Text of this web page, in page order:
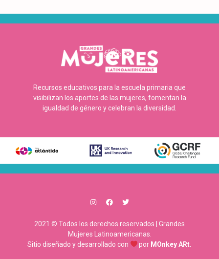
Recursos educativos para la escuela primaria que
visibilizan los aportes de las mujeres, fomentan la
igualdad de género y celebran la diversidad.
2021 © Todos los derechos reservados | Grandes
Mujeres Latinoamericanas.
Sitio diseñado y desarrollado con
por MOnkey ARt.